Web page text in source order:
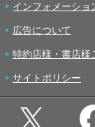
インフォメーショ
広告について
特約店様・書店様
サイトポリシー